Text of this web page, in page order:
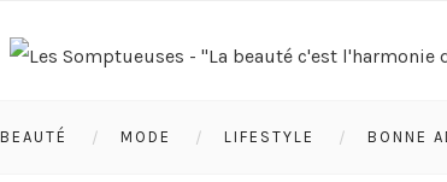
BEAUTÉ MODE LIFESTYLE BONNE